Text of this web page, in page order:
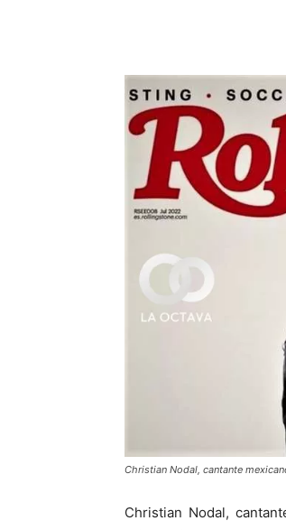
Christian Nodal, cantante
Christian Nodal,